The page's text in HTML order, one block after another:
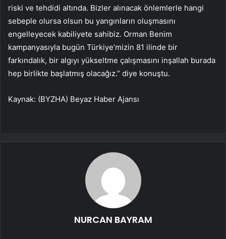
riski ve tehdidi altında. Bizler alınacak önlemlerle hangi
sebeple olursa olsun bu yangınların oluşmasını
engelleyecek kabiliyete sahibiz. Orman Benim
kampanyasıyla bugün Türkiye’mizin 81 ilinde bir
farkındalık, bir algıyı yükseltme çalışmasını inşallah burada
hep birlikte başlatmış olacağız.” diye konuştu.
Kaynak: (BYZHA) Beyaz Haber Ajansı
NURCAN BAYRAM